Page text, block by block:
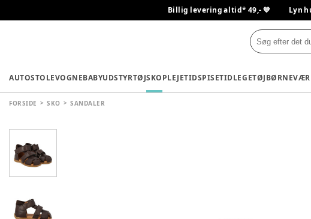
Billig levering altid* 49,- 💙 Lyn
AUTOSTOLEVOGNEBABYUDSTYRTØJSKOPLEJETIDSPISETIDLEGETØJ
FORSIDE SKO SANDALER